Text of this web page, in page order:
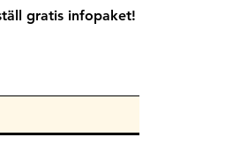
gratis infopaket!